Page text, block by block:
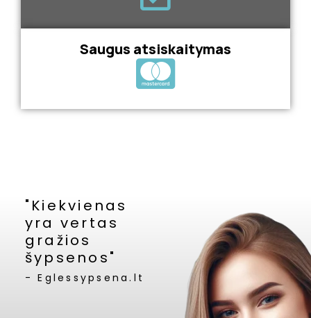
Saugus atsiskaitymas
"Kiekvienas
yra vertas
gražios
šypsenos"
- Eglessypsena.lt